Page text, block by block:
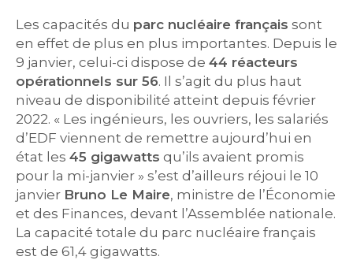
Les capacités du parc nucléaire français sont
en effet de plus en plus importantes. Depuis le
9 janvier, celui-ci dispose de 44 réacteurs
opérationnels sur 56. Il s’agit du plus haut
niveau de disponibilité atteint depuis février
2022. « Les ingénieurs, les ouvriers, les salariés
d’EDF viennent de remettre aujourd’hui en
état les 45 gigawatts qu’ils avaient promis
pour la mi-janvier » s’est d’ailleurs réjoui le 10
janvier Bruno Le Maire, ministre de l’Économie
et des Finances, devant l’Assemblée nationale.
La capacité totale du parc nucléaire français
est de 61,4 gigawatts.